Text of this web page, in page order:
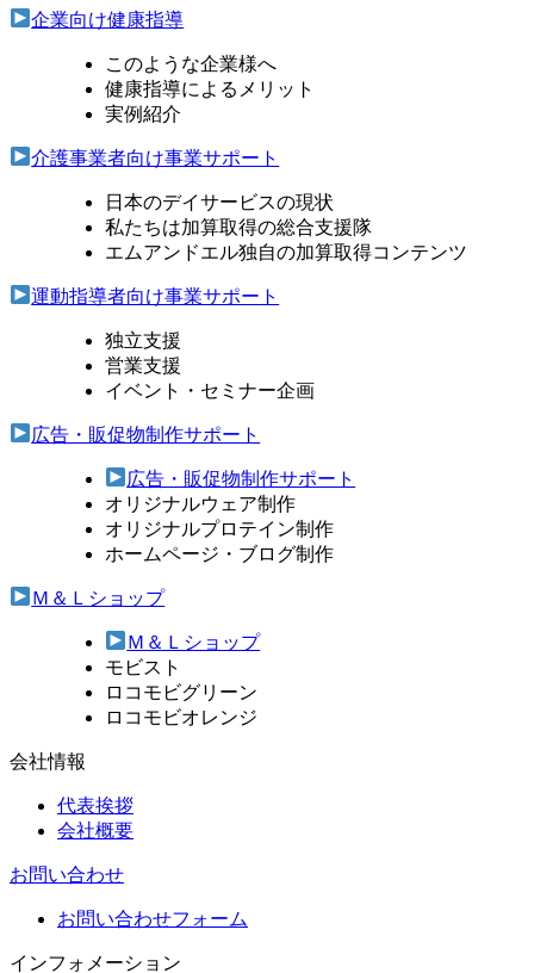
企業向け健康指導
このような企業様へ
健康指導によるメリット
実例紹介
介護事業者向け事業サポート
日本のデイサービスの現状
私たちは加算取得の総合支援隊
エムアンドエル独自の加算取得コンテンツ
運動指導者向け事業サポート
独立支援
営業支援
イベント・セミナー企画
広告・販促物制作サポート
広告・販促物制作サポート
オリジナルウェア制作
オリジナルプロテイン制作
ホームページ・ブログ制作
Ｍ＆Ｌショップ
Ｍ＆Ｌショップ
モビスト
ロコモビグリーン
ロコモビオレンジ
会社情報
代表挨拶
会社概要
お問い合わせ
お問い合わせフォーム
インフォメーション